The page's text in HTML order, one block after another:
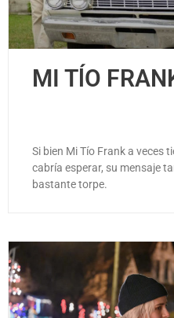
MI TĺO
Si bien Mi Tío Frank a veces
cabría esperar, su mensaje
bastante torpe.